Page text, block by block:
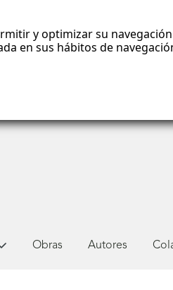
y optimizar su
en sus hábitos de
Obras Autores